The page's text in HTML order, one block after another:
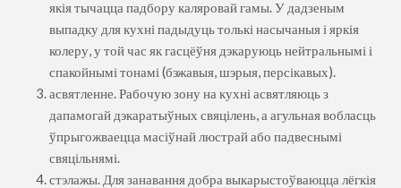
якія тычацца падбору каляровай гамы. У дадзеным
выпадку для кухні падыдуць толькі насычаныя і яркія
колеру, у той час як гасцёўня дэкаруюць нейтральнымі і
спакойнымі тонамі (бэжавыя, шэрыя, персікавых).
асвятленне. Рабочую зону на кухні асвятляюць з
дапамогай дэкаратыўных свяцілень, а агульная вобласць
ўпрыгожваецца масіўнай люстрай або падвеснымі
свяцільнямі.
стэлажы. Для занавання добра выкарыстоўваюцца лёгкія